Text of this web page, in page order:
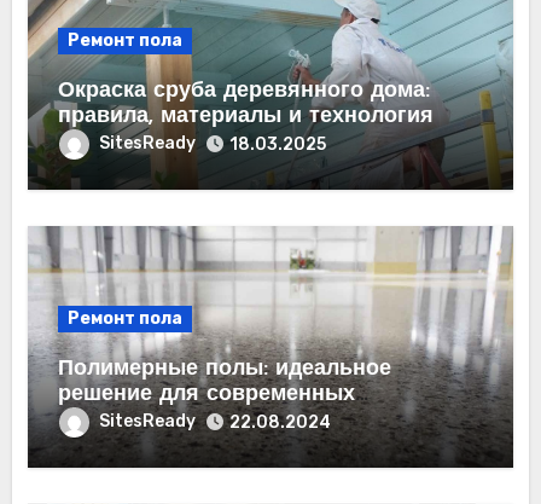
Ремонт пола
Окраска сруба деревянного дома:
правила, материалы и технология
SitesReady 18.03.2025
Ремонт пола
Полимерные полы: идеальное
решение для современных
помещений
SitesReady 22.08.2024